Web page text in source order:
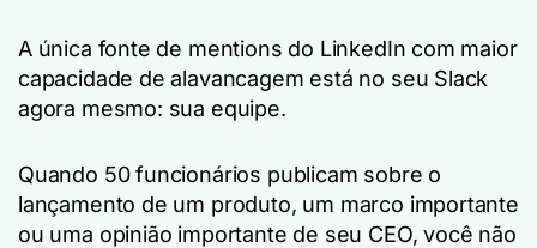
A única fonte de mentions do LinkedIn com maior
capacidade de alavancagem está no seu Slack
agora mesmo: sua equipe.
Quando 50 funcionários publicam sobre o
lançamento de um produto, um marco importante
ou uma opinião importante de seu CEO, você não